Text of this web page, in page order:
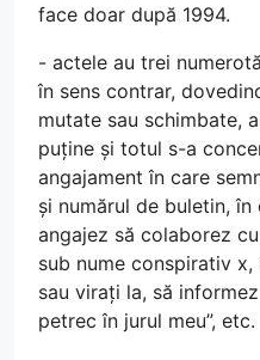
face doar după 1994.
- actele au trei
în sens contrar,
mutate sau schimbate,
puține și totul s-a
angajament în care
și numărul de buletin, în
angajez să colaborez
sub nume conspirativ
sau virați la, să
petrec în jurul meu”, etc.